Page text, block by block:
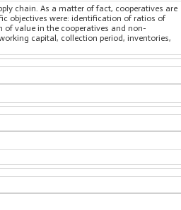
chain. As a matter of fact, cooperatives are
objectives were: identification of ratios of
value in the cooperatives and non-
capital, collection period, inventories,